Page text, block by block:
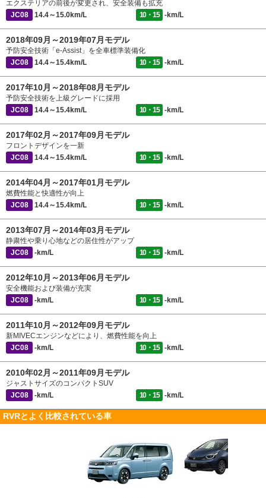
エクステリアの前後が変更され、安全装備も拡充
JC08
14.4～15.0km/L 10・15 -km/L
2018年09月～2019年07月モデル
予防安全技術「e-Assist」を全車標準装備化
JC08
14.4～15.4km/L 10・15 -km/L
2017年10月～2018年08月モデル
予防安全技術を上級グレードに採用
JC08
14.4～15.4km/L 10・15 -km/L
2017年02月～2017年09月モデル
フロントデザインを一新
JC08
14.4～15.4km/L 10・15 -km/L
2014年04月～2017年01月モデル
燃費性能と快適性が向上
JC08
14.4～15.4km/L 10・15 -km/L
2013年07月～2014年03月モデル
静粛性や乗り心地などの居住性がアップ
JC08
-km/L 10・15 -km/L
2012年10月～2013年06月モデル
安全機能および装備が充実
JC08
-km/L 10・15 -km/L
2011年10月～2012年09月モデル
新MIVECエンジンなどにより、燃費性能を向上
JC08
-km/L 10・15 -km/L
2010年02月～2011年09月モデル
ジャストサイズのコンパクトSUV
JC08
-km/L 10・15 -km/L
RVRとよく比較されている車